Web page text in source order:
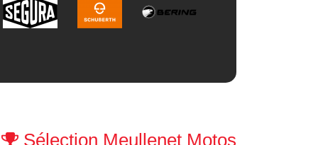
Sélection Meullenet Motos